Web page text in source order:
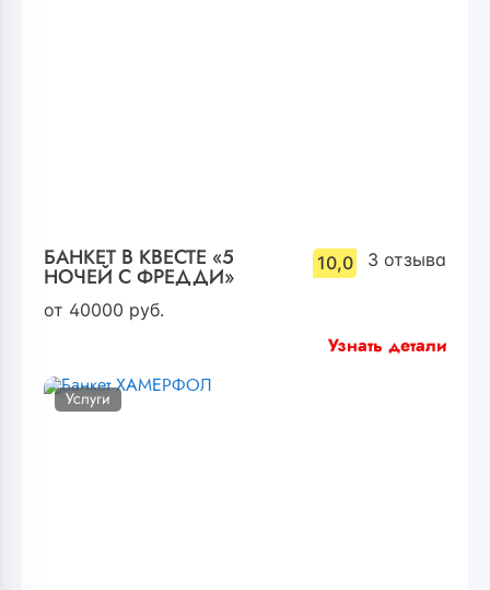
БАНКЕТ В КВЕСТЕ «5
НОЧЕЙ С ФРЕДДИ»
10,0 3 отзыва
от 40000 руб.
Узнать детали
Услуги